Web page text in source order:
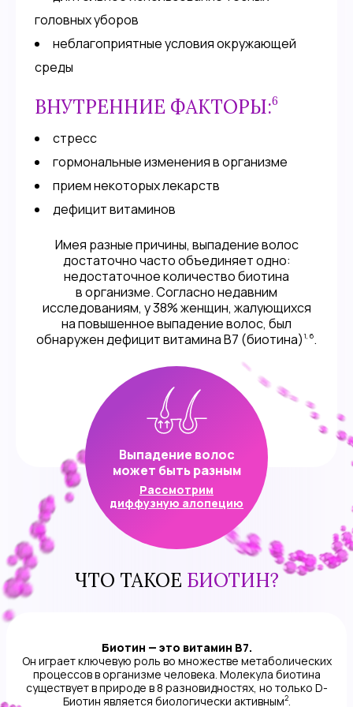
головных уборов
неблагоприятные условия окружающей
среды
ВНУТРЕННИЕ ФАКТОРЫ:6
стресс
гормональные изменения в организме
прием некоторых лекарств
дефицит витаминов
Имея разные причины, выпадение волос
достаточно часто объединяет одно:
недостаточное количество биотина
в организме. Согласно недавним
исследованиям, у 38% женщин, жалующихся
на повышенное выпадение волос, был
обнаружен дефицит витамина B7 (биотина) 1,6.
ЧТО ТАКОЕ БИОТИН?
Выпадение волос
может быть разным
Рассмотрим
диффузную алопецию
Биотин — это витамин B7.
Он играет ключевую роль во множестве метаболических
процессов в организме человека. Молекула биотина
существует в природе в 8 разновидностях, но только D-
Биотин является биологически активным2.